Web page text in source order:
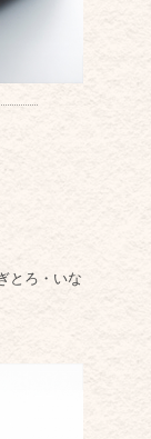
とろ・いな